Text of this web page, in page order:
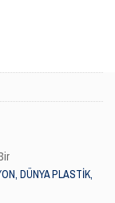
DÜNYA PLASTİK,